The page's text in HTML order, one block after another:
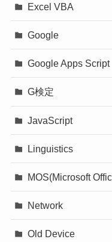
Excel VBA
Google
Google Apps Script
G検定
JavaScript
Linguistics
MOS(Microsoft
Network
Old Device